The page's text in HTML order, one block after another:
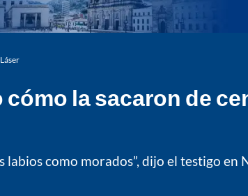
la sacaron de
como morados”, dijo el testigo en